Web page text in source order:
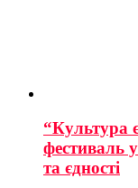
“Культура
фестиваль
та єдності